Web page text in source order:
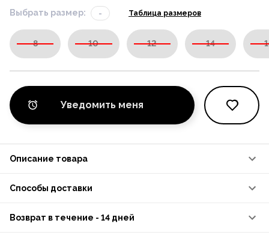
Выбрать размер: - Таблица размеров
8 10 12 14
Уведомить меня
Описание товара
Способы доставки
Возврат в течение - 14 дней